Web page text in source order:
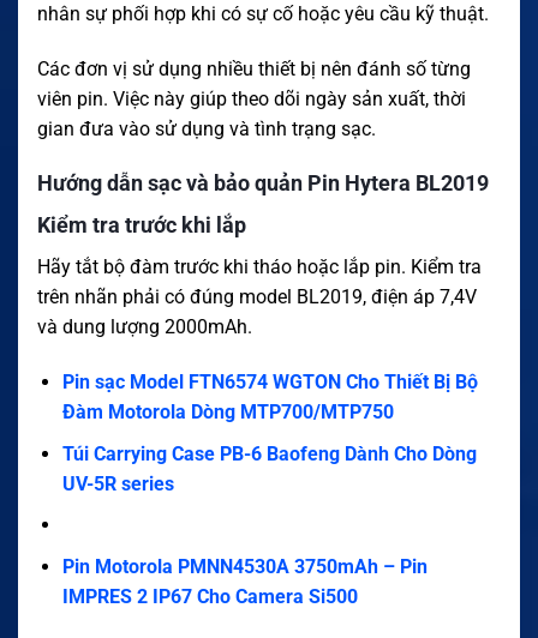
nhân sự phối hợp khi có sự cố hoặc yêu cầu kỹ thuật.
Các đơn vị sử dụng nhiều thiết bị nên đánh số từng
viên pin. Việc này giúp theo dõi ngày sản xuất, thời
gian đưa vào sử dụng và tình trạng sạc.
Hướng dẫn sạc và bảo quản Pin Hytera BL2019
Kiểm tra trước khi lắp
Hãy tắt bộ đàm trước khi tháo hoặc lắp pin. Kiểm tra
trên nhãn phải có đúng model BL2019, điện áp 7,4V
và dung lượng 2000mAh.
Pin sạc Model FTN6574 WGTON Cho Thiết Bị Bộ
Đàm Motorola Dòng MTP700/MTP750
Túi Carrying Case PB-6 Baofeng Dành Cho Dòng
UV-5R series
Pin Motorola PMNN4530A 3750mAh – Pin
IMPRES 2 IP67 Cho Camera Si500